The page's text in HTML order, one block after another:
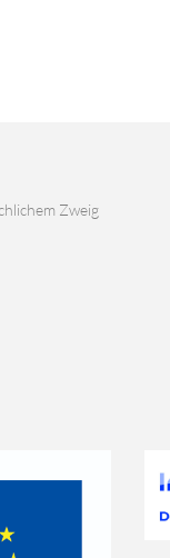
Zweig